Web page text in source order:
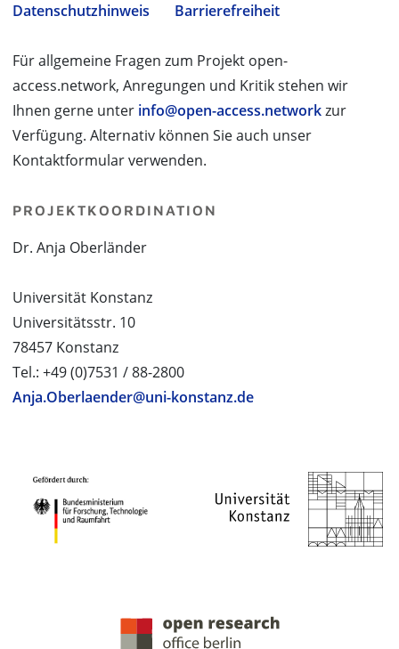
Datenschutzhinweis
Barrierefreiheit
Für allgemeine Fragen zum Projekt open-
access.network, Anregungen und Kritik stehen wir
Ihnen gerne unter info@open-access.networkzur
Verfügung. Alternativ können Sie auch unser
Kontaktformular verwenden.
PROJEKTKOORDINATION
Dr. Anja Oberländer
Universität Konstanz
Universitätsstr. 10
78457 Konstanz
Tel.: +49 (0)7531 / 88-2800
Anja.Oberlaender@uni-konstanz.de